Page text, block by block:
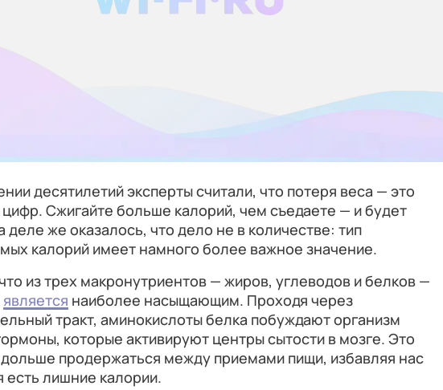
десятилетий эксперты считали, что потеря веса — это
цифр. Сжигайте больше калорий, чем съедаете — и будет
деле же оказалось, что дело не в количестве: тип
калорий имеет намного более важное значение.
из трех макронутриентов — жиров, углеводов и белков —
является наиболее насыщающим. Проходя через
тракт, аминокислоты белка побуждают организм
которые активируют центры сытости в мозге. Это
продержаться между приемами пищи, избавляя нас
есть лишние калории.